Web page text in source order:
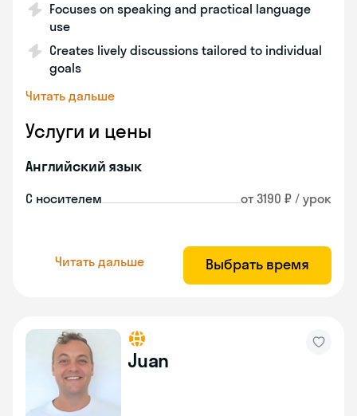
Focuses on speaking and practical language
use
Creates lively discussions tailored to individual
goals
Читать дальше
Услуги и цены
Английский язык
С носителем от 3190 ₽ / урок
Читать дальше Выбрать время
Juan